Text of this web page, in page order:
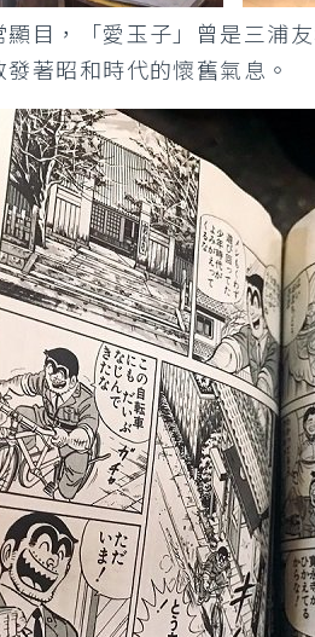
目，「愛玉子」曾是三浦
著昭和時代的懷舊氣息。